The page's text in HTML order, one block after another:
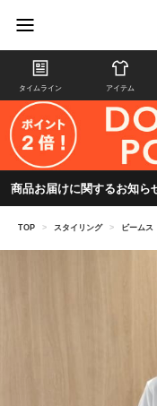
タイムライン アイテム
商品お届けに関するお知ら
TOP > スタイリング > ビームス